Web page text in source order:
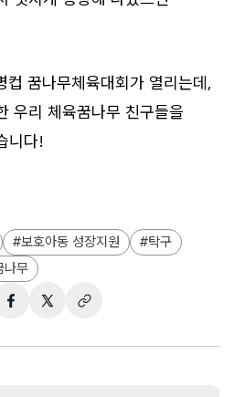
꿈나무체육대회가 열리는데,
우리 체육꿈나무 친구들을
니다!
보호아동 성장지원
탁구
나무